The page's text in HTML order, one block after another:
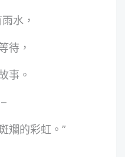
水，
待，
事。
斕的彩虹。”